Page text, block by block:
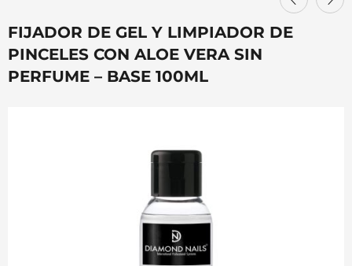
FIJADOR DE GEL Y LIMPIADOR DE
PINCELES CON ALOE VERA SIN
PERFUME – BASE 100ML